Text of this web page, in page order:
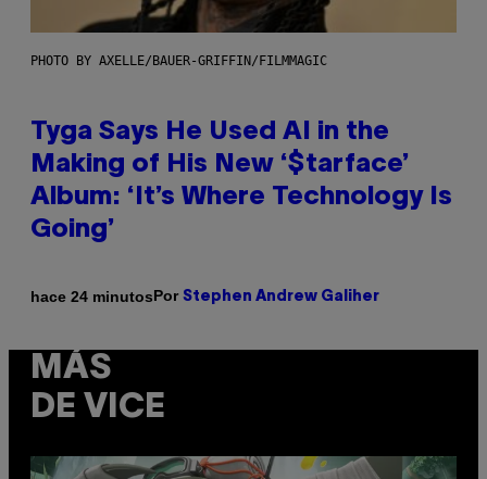
PHOTO BY AXELLE/BAUER-GRIFFIN/FILMMAGIC
Tyga Says He Used AI in the
Making of His New ‘$tarface’
Album: ‘It’s Where Technology Is
Going’
hace 24 minutosPor Stephen Andrew Galiher
MÁS
DE VICE